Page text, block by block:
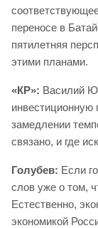
переносе в
пятилетняя
этими планами.
«КР»: Василий
инвестиционную
замедлении
связано, и где
Голубев: Если
слов уже о том,
Естественно,
экономикой